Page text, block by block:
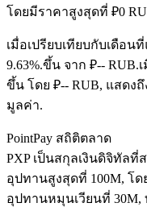
ฟิวเจอร์สที่ใช้
คัดลอกการซื้อขาย
โดยมีราคาสูงสุดที่ ₽0
เมื่อเปรียบเทียบกับเดือน
9.63%.ขึ้น จาก ₽-- RUB.
ขึ้น โดย ₽-- RUB, แสดง
มูลค่า.
PointPay สถิติตลาด
PXP เป็นสกุลเงินดิจิทัลที่
อุปทานสูงสุดที่ 100M, โ
อุปทานหมุนเวียนที่